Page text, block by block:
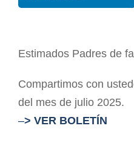
Estimados Padres de
Compartimos con
del mes de julio 2025.
–> VER BOLETÍN